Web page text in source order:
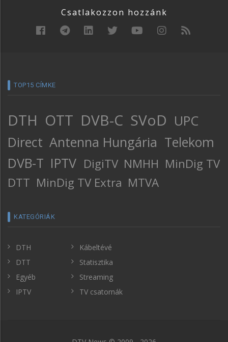
Csatlakozzon hozzánk
TOP15 CÍMKE
DTH OTT DVB-C SVoD UPC
Direct Antenna Hungária Telekom
DVB-T IPTV DigiTV NMHH MinDig TV
DTT MinDig TV Extra MTVA
KATEGÓRIÁK
DTH
DTT
Egyéb
IPTV
Kábeltévé
Statisztika
Streaming
TV csatornák